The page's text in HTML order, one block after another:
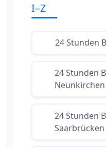
I–Z
24 Stunden
24 Stunden
Neunkirchen
24 Stunden
Saarbrücken